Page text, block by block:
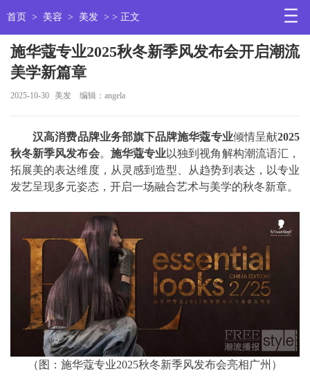
首页 > 美容 > 美发 > > 正文
施华蔻专业2025秋冬新季风发布会开启潮流
美学新篇章
2025-10-30 美发 编辑：angela
汉高消费品牌业务部旗下品牌施华蔻专业倾情呈献2025
秋冬新季风发布会。 施华蔻专业以独到视角解构潮流语汇，
拓展美的表达维度，从灵感到造型、从趋势到表达，以专业
发艺呈现多元姿态，开启一场融合艺术与美学的秋冬新章。
（图：施华蔻专业2025秋冬新季风发布会亮相广州）